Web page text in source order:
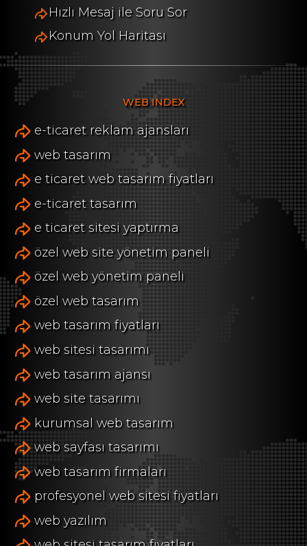
Hızlı Mesaj ile Soru Sor
Konum Yol Haritası
WEB INDEX
e-ticaret reklam ajansları
web tasarım
e ticaret web tasarım fiyatları
e-ticaret tasarım
e ticaret sitesi yaptırma
özel web site yönetim paneli
özel web yönetim paneli
özel web tasarım
web tasarım fiyatları
web sitesi tasarımı
web tasarım ajansı
web site tasarımı
kurumsal web tasarım
web sayfası tasarımı
web tasarım firmaları
profesyonel web sitesi fiyatları
web yazılım